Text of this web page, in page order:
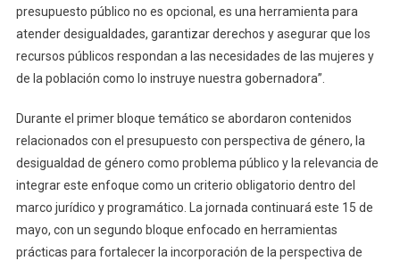
Género
presupuesto público no es opcional, es una herramienta para
atender desigualdades, garantizar derechos y asegurar que los
recursos públicos respondan a las necesidades de las mujeres y
de la población como lo instruye nuestra gobernadora”.
Durante el primer bloque temático se abordaron contenidos
relacionados con el presupuesto con perspectiva de género, la
desigualdad de género como problema público y la relevancia de
integrar este enfoque como un criterio obligatorio dentro del
marco jurídico y programático. La jornada continuará este 15 de
mayo, con un segundo bloque enfocado en herramientas
prácticas para fortalecer la incorporación de la perspectiva de